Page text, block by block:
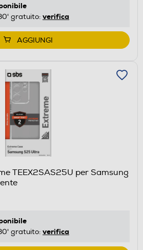
gratuito: verifica
AGGIUNGI
TEEX2SAS25U per Samsung
gratuito: verifica